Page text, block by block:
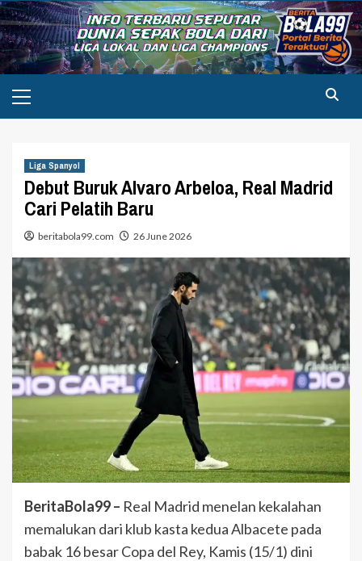
Skip
to
content
Menu
Liga Spanyol
Debut Buruk Alvaro Arbeloa, Real Madrid
Cari Pelatih Baru
beritabola99.com 26 June 2026
BeritaBola99 – Real Madrid menelan kekalahan
memalukan dari klub kasta kedua Albacete pada
babak 16 besar Copa del Rey, Kamis (15/1) dini